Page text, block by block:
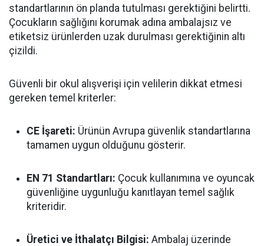
standartlarının ön planda tutulması gerektiğini belirtti.
Çocukların sağlığını korumak adına ambalajsız ve
etiketsiz ürünlerden uzak durulması gerektiğinin altı
çizildi.
Güvenli bir okul alışverişi için velilerin dikkat etmesi
gereken temel kriterler:
CE İşareti: Ürünün Avrupa güvenlik standartlarına
tamamen uygun olduğunu gösterir.
EN 71 Standartları: Çocuk kullanımına ve oyuncak
güvenliğine uygunluğu kanıtlayan temel sağlık
kriteridir.
Üretici ve İthalatçı Bilgisi: Ambalaj üzerinde